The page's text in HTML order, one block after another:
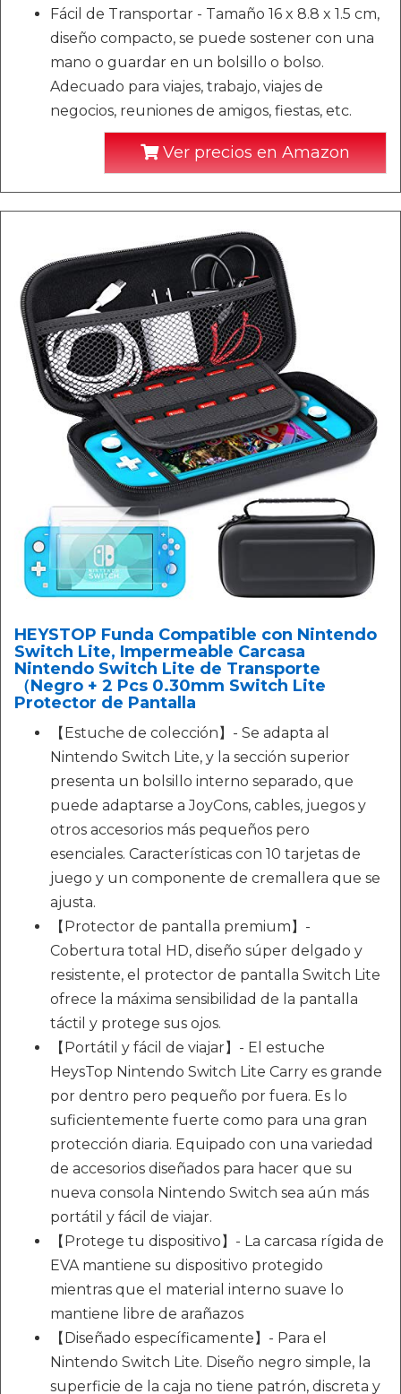
Fácil de Transportar - Tamaño 16 x 8.8 x 1.5 cm,
diseño compacto, se puede sostener con una
mano o guardar en un bolsillo o bolso.
Adecuado para viajes, trabajo, viajes de
negocios, reuniones de amigos, fiestas, etc.
Ver precios en Amazon
HEYSTOP Funda Compatible con Nintendo
Switch Lite, Impermeable Carcasa
Nintendo Switch Lite de Transporte
（Negro + 2 Pcs 0.30mm Switch Lite
Protector de Pantalla
【Estuche de colección】- Se adapta al
Nintendo Switch Lite, y la sección superior
presenta un bolsillo interno separado, que
puede adaptarse a JoyCons, cables, juegos y
otros accesorios más pequeños pero
esenciales. Características con 10 tarjetas de
juego y un componente de cremallera que se
ajusta.
【Protector de pantalla premium】-
Cobertura total HD, diseño súper delgado y
resistente, el protector de pantalla Switch Lite
ofrece la máxima sensibilidad de la pantalla
táctil y protege sus ojos.
【Portátil y fácil de viajar】- El estuche
HeysTop Nintendo Switch Lite Carry es grande
por dentro pero pequeño por fuera. Es lo
suficientemente fuerte como para una gran
protección diaria. Equipado con una variedad
de accesorios diseñados para hacer que su
nueva consola Nintendo Switch sea aún más
portátil y fácil de viajar.
【Protege tu dispositivo】- La carcasa rígida de
EVA mantiene su dispositivo protegido
mientras que el material interno suave lo
mantiene libre de arañazos
【Diseñado específicamente】- Para el
Nintendo Switch Lite. Diseño negro simple, la
superficie de la caja no tiene patrón, discreta y